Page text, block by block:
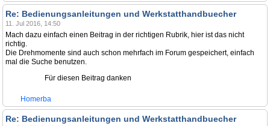
Re: Bedienungsanleitungen und Werkstatthandbuecher
11. Jul 2016, 14:50
Mach dazu einfach einen Beitrag in der richtigen Rubrik, hier ist das nicht
richtig.
Die Drehmomente sind auch schon mehrfach im Forum gespeichert, einfach
mal die Suche benutzen.
Für diesen Beitrag danken
Homerba
Re: Bedienungsanleitungen und Werkstatthandbuecher